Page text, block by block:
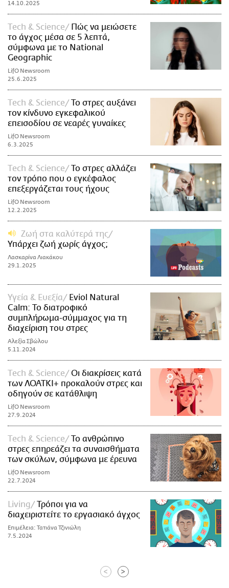
14.10.2025
Τech & Science
Πώς να μειώσετε
το άγχος μέσα σε 5 λεπτά,
σύμφωνα με το National
Geographic
LifO Newsroom
25.6.2025
Τech & Science
Το στρες αυξάνει
τον κίνδυνο εγκεφαλικού
επεισοδίου σε νεαρές γυναίκες
LifO Newsroom
6.3.2025
Τech & Science
Το στρες αλλάζει
τον τρόπο που ο εγκέφαλος
επεξεργάζεται τους ήχους
LifO Newsroom
12.2.2025
Ζωή στα καλύτερά της
Υπάρχει ζωή χωρίς άγχος;
Λασκαρίνα Λιακάκου
29.1.2025
Υγεία & Ευεξία
Eviol Natural
Calm: Το διατροφικό
συμπλήρωμα-σύμμαχος για τη
διαχείριση του στρες
Αλεξία Σβώλου
5.11.2024
Τech & Science
Οι διακρίσεις κατά
των ΛΟΑΤΚΙ+ προκαλούν στρες και
οδηγούν σε κατάθλιψη
LifO Newsroom
27.9.2024
Τech & Science
Το ανθρώπινο
στρες επηρεάζει τα συναισθήματα
των σκύλων, σύμφωνα με έρευνα
LifO Newsroom
22.7.2024
Living
Τρόποι για να
διαχειριστείτε το εργασιακό άγχος
Επιμέλεια: Τατιάνα Τζινιώλη
7.5.2024
< >